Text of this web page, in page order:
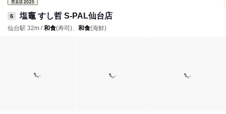
6 塩竈 すし哲 S-PAL仙台店
仙台駅 32m /和食(寿司)、 和食(海鮮)